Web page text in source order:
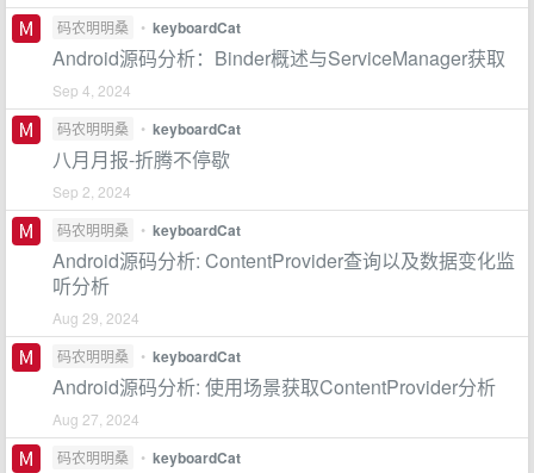
码农明明桑
• keyboardCat
Android源码分析：Binder概述与ServiceManager获取
Sep 4, 2024
码农明明桑
• keyboardCat
八月月报-折腾不停歇
Sep 2, 2024
码农明明桑
• keyboardCat
Android源码分析: ContentProvider查询以及数据变化监
听分析
Aug 29, 2024
码农明明桑
• keyboardCat
Android源码分析: 使用场景获取ContentProvider分析
Aug 27, 2024
码农明明桑
• keyboardCat